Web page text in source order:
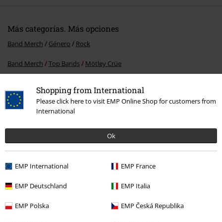
Shopping from International
Please click here to visit EMP Online Shop for customers from
International
Ok
EMP International EMP France
EMP Deutschland EMP Italia
EMP Polska EMP Česká Republika
Más categorías. Más opciones
Band Merch Género Rock
Band Merch Top Bands Mötley Crüe
Band Merch Media Vinilo
¡Cheque regalo del 15% de descuento,